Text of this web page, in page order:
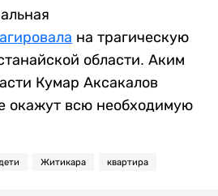
на трагическую
области. Аким
Кумар Аксакалов
окажут всю необходимую
дети Житикара квартира